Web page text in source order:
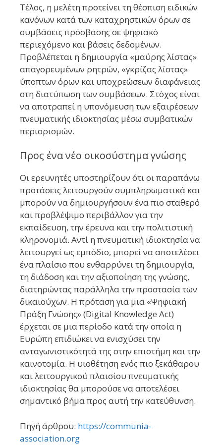
Τέλος, η μελέτη προτείνει τη θέσπιση ειδικών
κανόνων κατά των καταχρηστικών όρων σε
συμβάσεις πρόσβασης σε ψηφιακό
περιεχόμενο και βάσεις δεδομένων.
Προβλέπεται η δημιουργία «μαύρης λίστας»
απαγορευμένων ρητρών, «γκρίζας λίστας»
ύποπτων όρων και υποχρεώσεων διαφάνειας
στη διατύπωση των συμβάσεων. Στόχος είναι
να αποτραπεί η υπονόμευση των εξαιρέσεων
πνευματικής ιδιοκτησίας μέσω συμβατικών
περιορισμών.
Προς ένα νέο οικοσύστημα γνώσης
Οι ερευνητές υποστηρίζουν ότι οι παραπάνω
προτάσεις λειτουργούν συμπληρωματικά και
μπορούν να δημιουργήσουν ένα πιο σταθερό
και προβλέψιμο περιβάλλον για την
εκπαίδευση, την έρευνα και την πολιτιστική
κληρονομιά. Αντί η πνευματική ιδιοκτησία να
λειτουργεί ως εμπόδιο, μπορεί να αποτελέσει
ένα πλαίσιο που ενθαρρύνει τη δημιουργία,
τη διάδοση και την αξιοποίηση της γνώσης,
διατηρώντας παράλληλα την προστασία των
δικαιούχων. Η πρόταση για μια «Ψηφιακή
Πράξη Γνώσης» (Digital Knowledge Act)
έρχεται σε μια περίοδο κατά την οποία η
Ευρώπη επιδιώκει να ενισχύσει την
ανταγωνιστικότητά της στην επιστήμη και την
καινοτομία. Η υιοθέτηση ενός πιο ξεκάθαρου
και λειτουργικού πλαισίου πνευματικής
ιδιοκτησίας θα μπορούσε να αποτελέσει
σημαντικό βήμα προς αυτή την κατεύθυνση.
Πηγή άρθρου: https://communia-
association.org